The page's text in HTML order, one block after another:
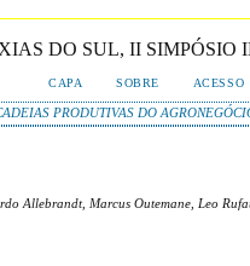
DO SUL, II
CAPA SOBRE ACESSO
PRODUTIVAS DO
Allebrandt, Marcus Outemane, Leo